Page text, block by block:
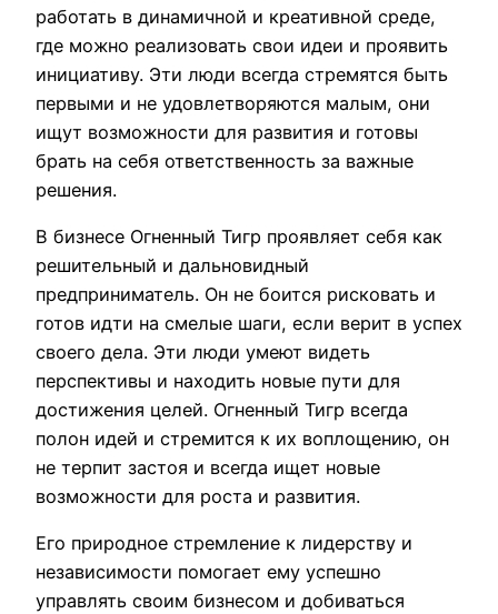
работать в динамичной и креативной среде,
где можно реализовать свои идеи и проявить
инициативу. Эти люди всегда стремятся быть
первыми и не удовлетворяются малым, они
ищут возможности для развития и готовы
брать на себя ответственность за важные
решения.
В бизнесе Огненный Тигр проявляет себя как
решительный и дальновидный
предприниматель. Он не боится рисковать и
готов идти на смелые шаги, если верит в успех
своего дела. Эти люди умеют видеть
перспективы и находить новые пути для
достижения целей. Огненный Тигр всегда
полон идей и стремится к их воплощению, он
не терпит застоя и всегда ищет новые
возможности для роста и развития.
Его природное стремление к лидерству и
независимости помогает ему успешно
управлять своим бизнесом и добиваться